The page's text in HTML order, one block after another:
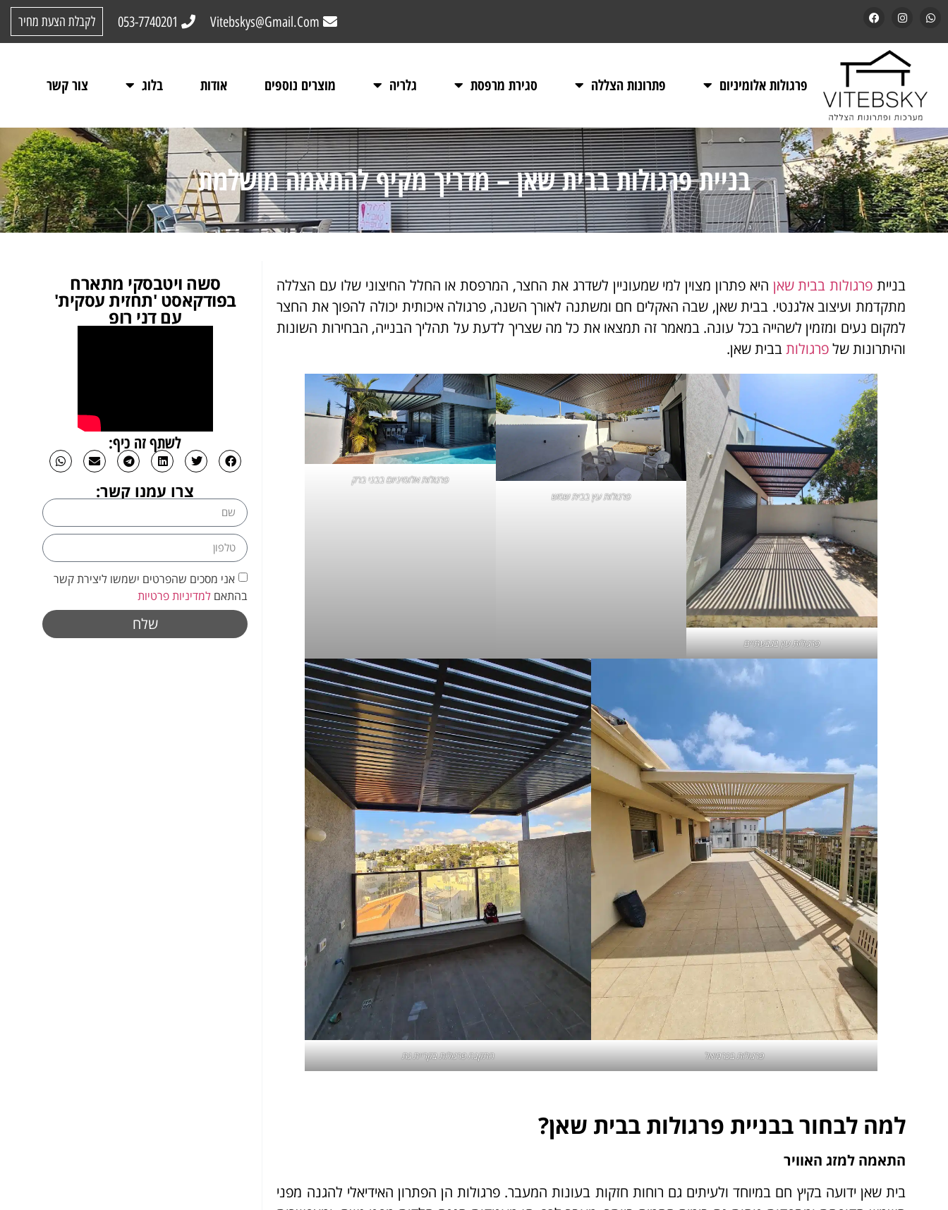
Vitebskys@Gmail.Com
053-7740201 לקבלת הצעת מחיר
פרגולות אלומיניום פתרונות הצללה סגירת מרפסת גלריה מוצרים נוספים אודות בלוג צור קשר
בניית פרגולות בבית שאן – מדריך מקיף להתאמה מושלמת
בניית פרגולות בבית שאן היא פתרון מצוין למי שמעוניין לשדרג את החצר, המרפסת או החלל החיצוני שלו עם הצללה
מתקדמת ועיצוב אלגנטי. בבית שאן, שבה האקלים חם ומשתנה לאורך השנה, פרגולה איכותית יכולה להפוך את החצר
למקום נעים ומזמין לשהייה בכל עונה. במאמר זה תמצאו את כל מה שצריך לדעת על תהליך הבנייה, הבחירות השונות
והיתרונות שלפרגולותבבית שאן.
פרגולות עץ בגבעתיים
פרגולות עץ בבית שמש
פרגולות אלומיניוםבבני ברק
פרגולות בכרמיאל התקנה פרגולות בקריית גת
למה לבחור בבניית פרגולות בבית שאן?
התאמה למזג האוויר
בית שאן ידועה בקיץ חם במיוחד ולעיתים גם רוחות חזקות בעונות המעבר. פרגולות הן הפתרון האידיאלי להגנה מפני
סשה ויטבסקי מתארח
בפודקאסט 'תחזית עסקית'
עם דני רופ
לשתף זה כיף:
צרו עמנו קשר:
אני מסכים שהפרטים ישמשו ליצירת קשר
בהתאם למדיניות פרטיות
שלח